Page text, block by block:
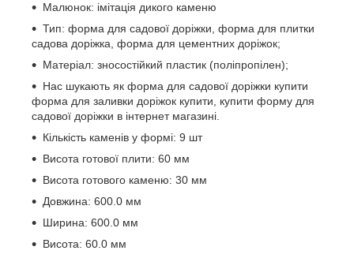
Малюнок: імітація дикого каменю
Тип: форма для садової доріжки, форма для плитки
садова доріжка, форма для цементних доріжок;
Матеріал: зносостійкий пластик (поліпропілен);
Нас шукають як форма для садової доріжки купити
форма для заливки доріжок купити, купити форму для
садової доріжки в інтернет магазині.
Кількість каменів у формі: 9 шт
Висота готової плити: 60 мм
Висота готового каменю: 30 мм
Довжина: 600.0 мм
Ширина: 600.0 мм
Висота: 60.0 мм